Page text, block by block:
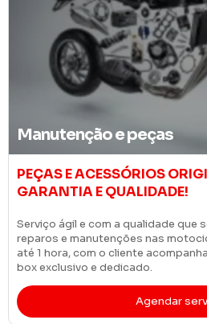
ORIGINAIS COM
que só a Honda oferece. Os
motocicletas são concluídos em
tudo de perto em um
serviço